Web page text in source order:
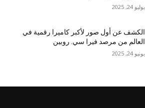
يوليو 24, 2025
الكشف عن أول صور لأكبر كاميرا رقمية في
العالم من مرصد فيرا سي. روبين
يونيو 24, 2025